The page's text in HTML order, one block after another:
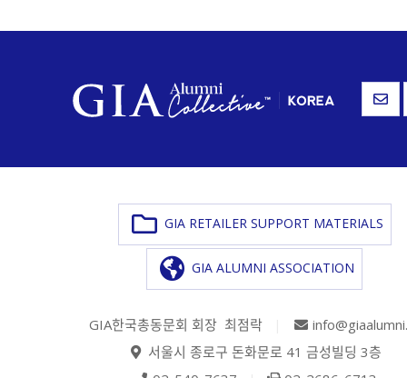
GIA RETAILER SUPPORT MATERIALS
GIA ALUMNI ASSOCIATION
GIA한국총동문회 회장 최점락
서울시 종로구 돈화문로 41 금성빌딩 3층